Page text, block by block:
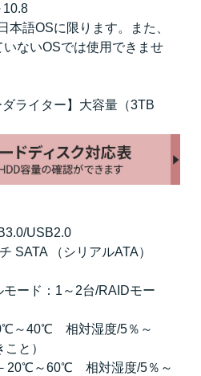
10.8
語OSに限ります。また、
ないOSでは使用できませ
ライター】大容量（3TB
USB2.0
SATA （シリアルATA）
ード：1～2台/RAIDモー
～40℃ 相対湿度/5％～
と）
20℃～60℃ 相対湿度/5％～